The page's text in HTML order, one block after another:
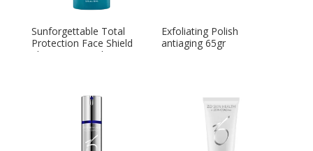
Sunforgettable Total
Protection Face Shield
Flex SPF 50. Color
Exfoliating Polish
antiaging 65gr